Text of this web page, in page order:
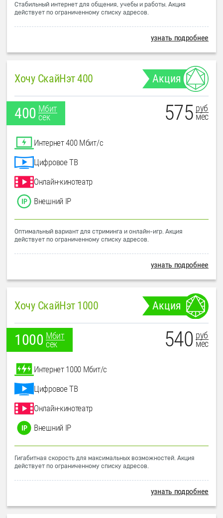
Стабильный интернет для общения, учебы и работы. Акция
действует по ограниченному списку адресов.
узнать подробнее
Хочу СкайНэт 400 Акция
400 Мбит
сек
575 руб
мес
Интернет 400 Мбит/с
Цифровое ТВ
Онлайн-кинотеатр
Внешний IP
Оптимальный вариант для стриминга и онлайн-игр. Акция
действует по ограниченному списку адресов.
узнать подробнее
Хочу СкайНэт 1000 Акция
1000 Мбит
сек
540 руб
мес
Интернет 1000 Мбит/с
Цифровое ТВ
Онлайн-кинотеатр
Внешний IP
Гигабитная скорость для максимальных возможностей. Акция
действует по ограниченному списку адресов.
узнать подробнее